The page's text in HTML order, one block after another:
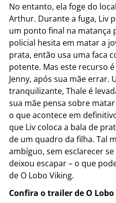
No entanto, ela foge do
Arthur. Durante a fuga, Liv
um ponto final na matança
policial hesita em matar a
prata, então usa uma faca
potente. Mas este recurso
Jenny, após sua mãe errar.
tranquilizante, Thale é
sua mãe pensa sobre
o que acontece em
que Liv coloca a bala de
de um quadro da filha. Tal
ambíguo, sem esclarecer
deixou escapar – o que
de O Lobo Viking.
Confira o trailer de O